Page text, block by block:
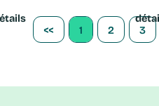
<< 1 2 3